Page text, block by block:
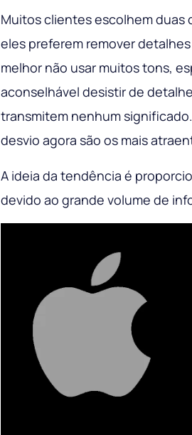
Muitos clientes escolhem duas
eles preferem remover
melhor não usar muitos tons,
aconselhável desistir de
transmitem nenhum
desvio agora são os mais
A ideia da tendência é
devido ao grande volume de